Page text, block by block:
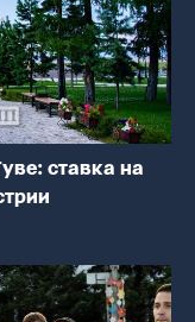
ставка на